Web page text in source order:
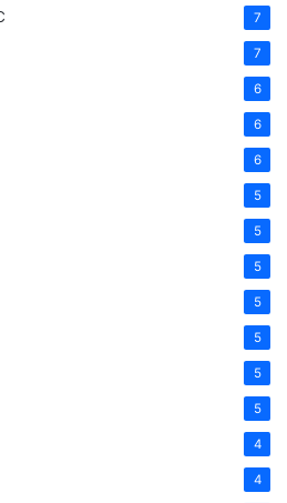
7
7
6
6
6
5
5
5
5
5
5
5
4
4